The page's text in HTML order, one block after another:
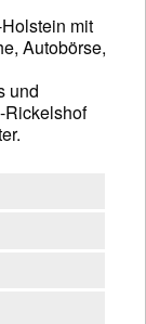
mit
Autobörse,
und
Rickelshof